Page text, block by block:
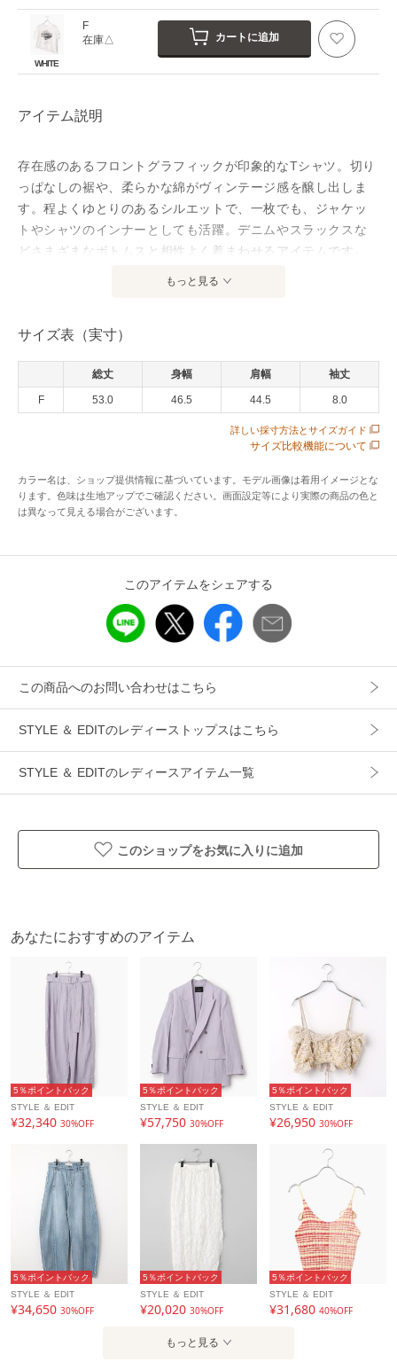
WHITE
F
在庫△
カートに追加
アイテム説明
存在感のあるフロントグラフィックが印象的なTシャツ。切り
っぱなしの裾や、柔らかな綿がヴィンテージ感を醸し出しま
す。程よくゆとりのあるシルエットで、一枚でも、ジャケッ
トやシャツのインナーとしても活躍。デニムやスラックスな
どさまざまなボトムスと相性よく着まわせるアイテムです。
配送料
商品コード SJKTC26A022
素材 コットン100%
製造国 詳細は下記よりお問い合わせください
ギフト 可
もっと見る
サイズ表（実寸）
総丈 身幅 肩幅 袖丈
F 53.0 46.5 44.5 8.0
詳しい採寸方法とサイズガイド
サイズ比較機能について
カラー名は、ショップ提供情報に基づいています。モデル画像は着用イメージとな
ります。色味は生地アップでご確認ください。画面設定等により実際の商品の色と
は異なって見える場合がございます。
このアイテムをシェアする
この商品へのお問い合わせはこちら
STYLE ＆ EDITのレディーストップスはこちら
STYLE ＆ EDITのレディースアイテム一覧
このショップをお気に入りに追加
あなたにおすすめのアイテム
5％ポイントバック
STYLE ＆ EDIT
¥32,340 30%OFF
5％ポイントバック
STYLE ＆ EDIT
¥57,750 30%OFF
5％ポイントバック
STYLE ＆ EDIT
¥26,950 30%OFF
5％ポイントバック
STYLE ＆ EDIT
¥34,650 30%OFF
5％ポイントバック
STYLE ＆ EDIT
¥20,020 30%OFF
5％ポイントバック
STYLE ＆ EDIT
¥31,680 40%OFF
もっと見る